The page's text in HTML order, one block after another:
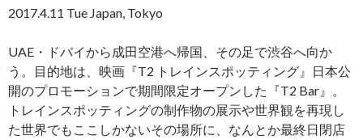
2017.4.11 Tue Japan, Tokyo
UAE・ドバイから成田空港へ帰国、その足で渋谷へ向か
う。目的地は、映画『T2 トレインスポッティング』日本公
開のプロモーションで期間限定オープンした『T2 Bar』。
トレインスポッティングの制作物の展示や世界観を再現し
た世界でもここしかないその場所に、なんとか最終日閉店